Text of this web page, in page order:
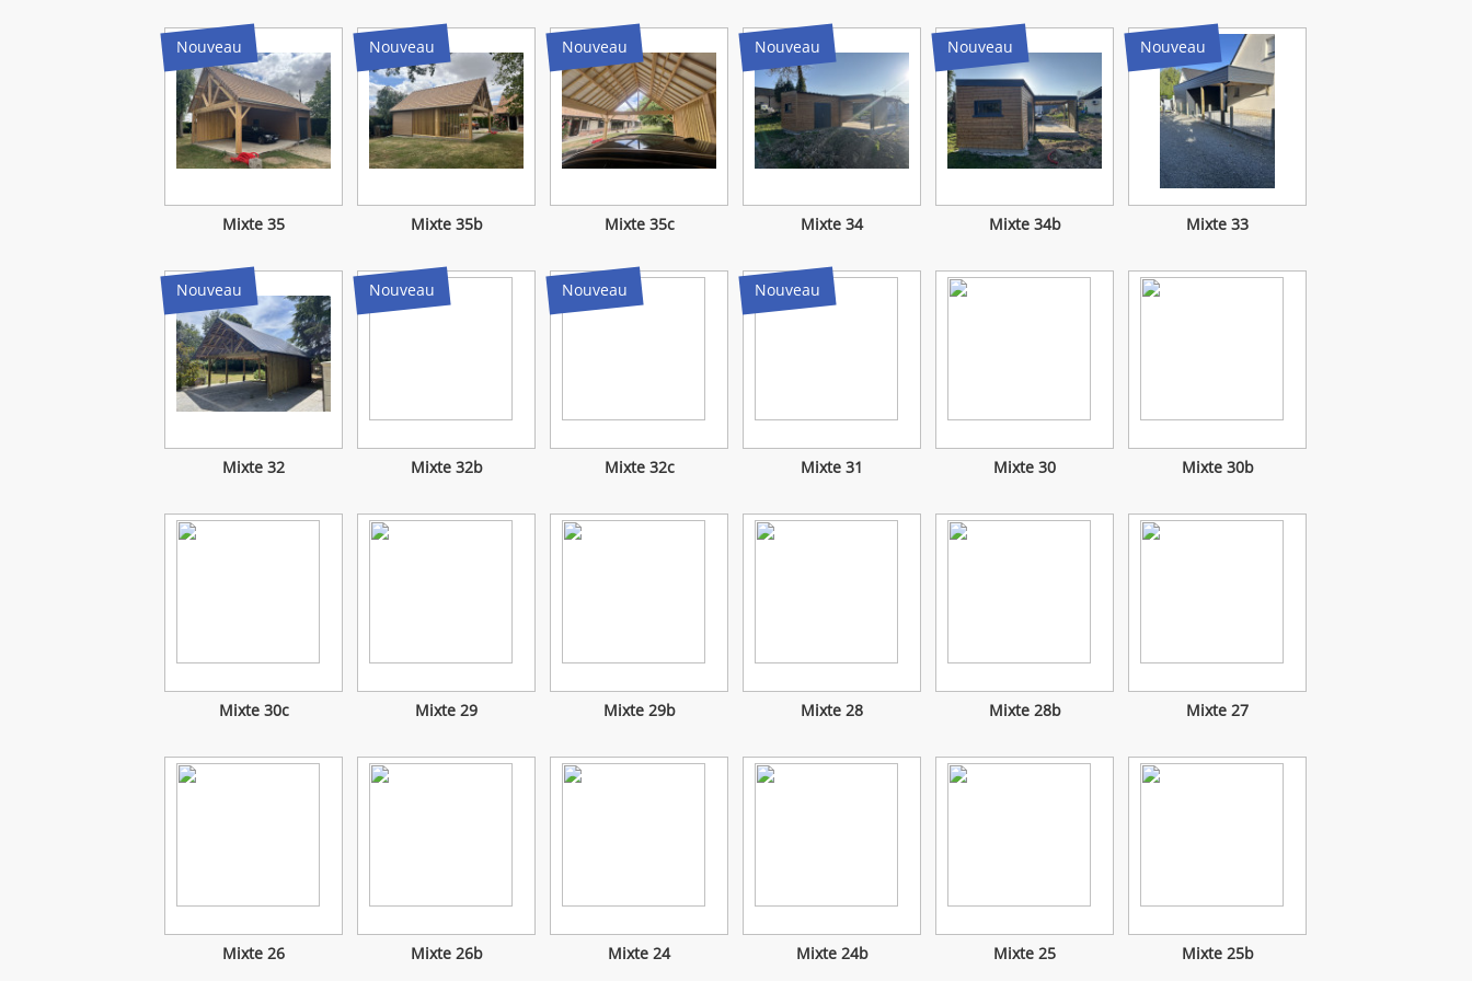
Nouveau
Mixte 35
Nouveau
Mixte 35b
Nouveau
Mixte 35c
Nouveau
Mixte 34
Nouveau
Mixte 34b
Nouveau
Mixte 33
Nouveau
Mixte 32
Nouveau
Mixte 32b
Nouveau
Mixte 32c
Nouveau
Mixte 31 Mixte 30 Mixte 30b
Mixte 30c Mixte 29 Mixte 29b Mixte 28 Mixte 28b Mixte 27
Mixte 26 Mixte 26b Mixte 24 Mixte 24b Mixte 25 Mixte 25b